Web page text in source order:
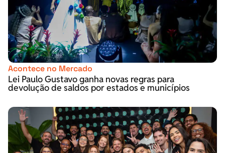
Acontece no Mercado
Lei Paulo Gustavo ganha novas regras para
devolução de saldos por estados e municípios